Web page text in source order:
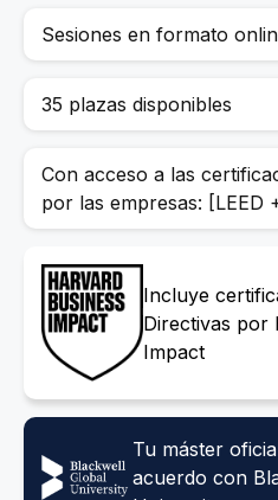
Sesiones en formato
35 plazas disponibles
Con acceso a las
por las empresas: [LEED
Incluye
Directivas por
Impact
Tu máster
acuerdo con